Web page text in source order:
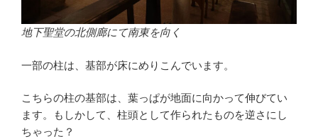
地下聖堂の北側廊にて南東を向く
一部の柱は、基部が床にめりこんでいます。
こちらの柱の基部は、葉っぱが地面に向かって伸びてい
ます。もしかして、柱頭として作られたものを逆さにし
ちゃった？